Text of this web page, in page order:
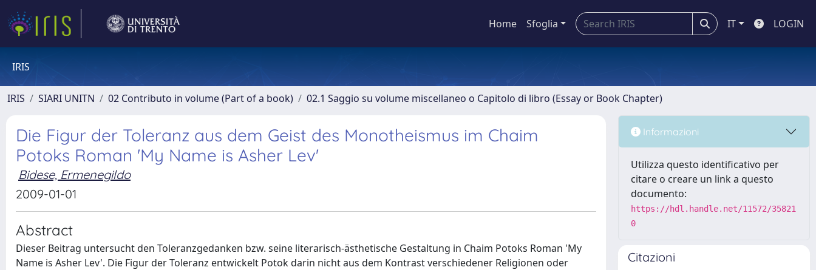
Home Sfoglia IT LOGIN
IRIS
IRIS SIARI UNITN 02 Contributo in volume (Part of a book) 02.1 Saggio su volume miscellaneo o Capitolo di libro (Essay or Book Chapter)
Die Figur der Toleranz aus dem Geist des Monotheismus im Chaim
Potoks Roman 'My Name is Asher Lev'
Bidese, Ermenegildo
2009-01-01
Abstract
Dieser Beitrag untersucht den Toleranzgedanken bzw. seine literarisch-ästhetische Gestaltung in Chaim Potoks Roman 'My
Name is Asher Lev'. Die Figur der Toleranz entwickelt Potok darin nicht aus dem Kontrast verschiedener Religionen oder
Informazioni
Utilizza questo identificativo per
citare o creare un link a questo
documento:
https://hdl.handle.net/11572/35821
0
Citazioni